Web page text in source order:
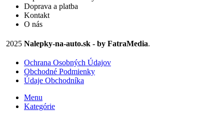
produktu.
Doprava a platba
Kontakt
O nás
2025 Nalepky-na-auto.sk - by FatraMedia.
Ochrana Osobných Údajov
Obchodné Podmienky
Údaje Obchodníka
Menu
Kategórie